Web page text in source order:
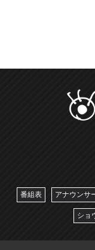
番組表 アナウンサ
ショ